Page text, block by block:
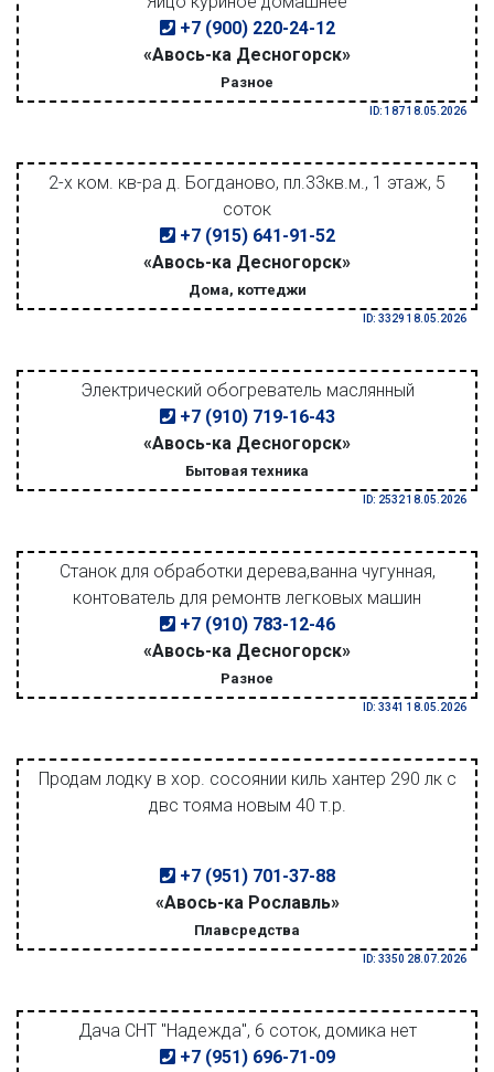
+7 (900) 220-24-12
«Авось-ка Десногорск»
Разное
ID: 187 18.05.2026
2-х ком. кв-ра д. Богданово, пл.33кв.м., 1 этаж, 5
соток
+7 (915) 641-91-52
«Авось-ка Десногорск»
Дома, коттеджи
ID: 3329 18.05.2026
Электрический обогреватель маслянный
+7 (910) 719-16-43
«Авось-ка Десногорск»
Бытовая техника
ID: 2532 18.05.2026
Станок для обработки дерева,ванна чугунная,
контователь для ремонтв легковых машин
+7 (910) 783-12-46
«Авось-ка Десногорск»
Разное
ID: 3341 18.05.2026
Продам лодку в хор. сосоянии киль хантер 290 лк с
двс тояма новым 40 т.р.
+7 (951) 701-37-88
«Авось-ка Рославль»
Плавсредства
ID: 3350 28.07.2026
Дача СНТ "Надежда", 6 соток, домика нет
+7 (951) 696-71-09